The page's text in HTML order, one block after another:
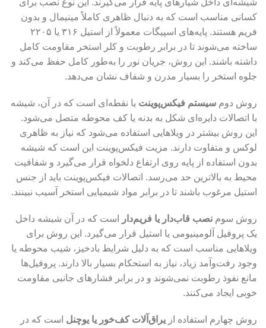
کسانی مناسب است که به دنبال ظاهری کاملاً مینیمال و بدون
فریم هستند. پایه‌های اسپیگات معمولاً از استیل ۳۱۶ یا ۲۲۰۵
ساخته می‌شوند تا در برابر رطوبت و کلر استخر مقاومت کامل
داشته باشند. این روش، جریان نور را به‌طور کامل حفظ می‌کند و
جلوه استخر را بسیار مدرن و شفاف نشان می‌دهد.
روش دوم سیستم فیکس‌پوینت یا نقطه‌ای است که در آن، شیشه
با اتصالات دایره‌ای شکل به بدنه یا کف محوطه متصل می‌شود.
این روش بیشتر در ویلاهایی استفاده می‌شود که نیاز به ظاهری
لوکس و متفاوت دارند. مزیت فیکس‌پوینت این است که شیشه
بدون استفاده از پایه روی ارتفاع دلخواه قرار می‌گیرد و شفافیت
محیط به بالاترین حد می‌رسد. اتصالات فیکس‌پوینت باید از جنس
استیل مرغوب باشند تا در برابر مواد شیمیایی استخر آسیب نبینند.
روش سوم نصب قاب‌دار یا فریم‌دار
است که در آن شیشه داخل
یک پروفیل آلومینیومی یا استیل قرار می‌گیرد. این روش برای
ویلاهایی مناسب است که به دلیل شرایط بادخیز، شیب محوطه یا
وجود رفت‌وآمد زیاد، نیاز به استحکام بسیار بالا دارند. پروفیل‌ها
مانع نفوذ رطوبت نمی‌شوند و در برابر فشارهای جانبی مقاومت
خوبی ایجاد می‌کنند.
روش چهارم استفاده از یراق‌آلات کف‌خور یا یوچنل است که در